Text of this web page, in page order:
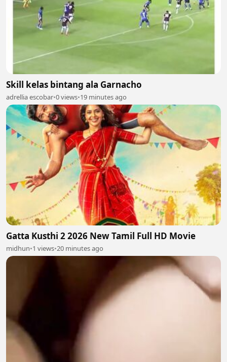
Skill kelas bintang ala Garnacho
adrellia escobar•0 views•19 minutes ago
Gatta Kusthi 2 2026 New Tamil Full HD Movie
midhun•1 views•20 minutes ago